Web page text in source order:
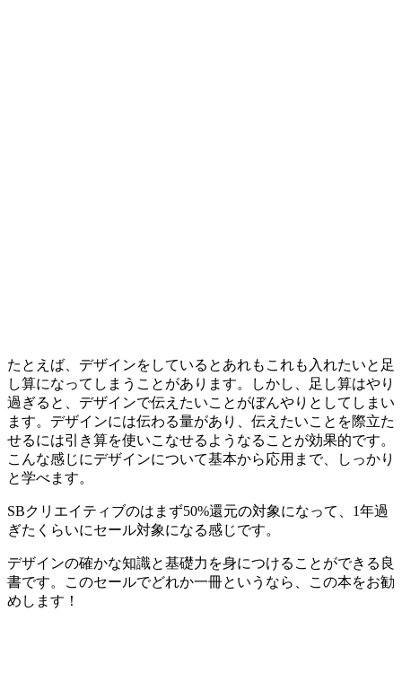
たとえば、デザインをしているとあれもこれも入れたいと足
し算になってしまうことがあります。しかし、足し算はやり
過ぎると、デザインで伝えたいことがぼんやりとしてしまい
ます。デザインには伝わる量があり、伝えたいことを際立た
せるには引き算を使いこなせるようなることが効果的です。
こんな感じにデザインについて基本から応用まで、しっかり
と学べます。
SBクリエイティブのはまず50%還元の対象になって、1年過
ぎたくらいにセール対象になる感じです。
デザインの確かな知識と基礎力を身につけることができる良
書です。
このセールでどれか一冊というなら、この本をお勧
めします！